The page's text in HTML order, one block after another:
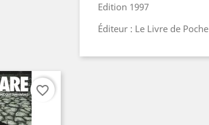
Edition 1997
Éditeur : Le Livre de Poche
favorite_border